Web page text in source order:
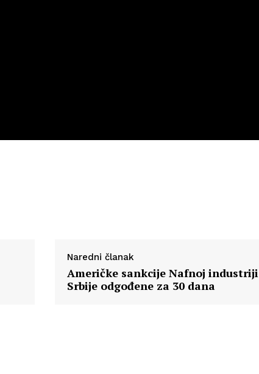
Naredni članak
Američke sankcije Nafnoj industriji
Srbije odgođene za 30 dana